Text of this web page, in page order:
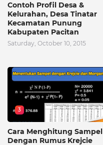
Contoh Profil Desa &
Kelurahan, Desa Tinatar
Kecamatan Punung
Kabupaten Pacitan
Saturday, October 10, 2015
3
Cara Menghitung Sampel
Dengan Rumus Krejcie